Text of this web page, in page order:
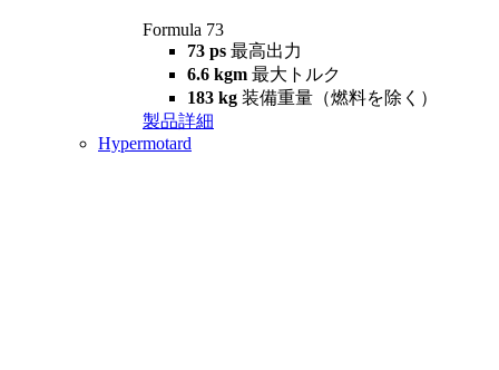
Formula 73
73 ps 最高出力
6.6 kgm 最大トルク
183 kg 装備重量（燃料を除く）
製品詳細
Hypermotard